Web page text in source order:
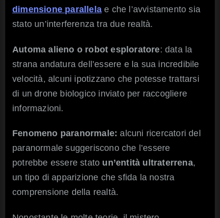
dimensione parallela e che l’avvistamento sia
stato un’interferenza tra due realtà.
Automa alieno o robot esploratore: data la
strana andatura dell’essere e la sua incredibile
velocità, alcuni ipotizzano che potesse trattarsi
di un drone biologico inviato per raccogliere
informazioni.
Fenomeno paranormale: alcuni ricercatori del
paranormale suggeriscono che l’essere
potrebbe essere stato un’entità ultraterrena,
un tipo di apparizione che sfida la nostra
comprensione della realtà.